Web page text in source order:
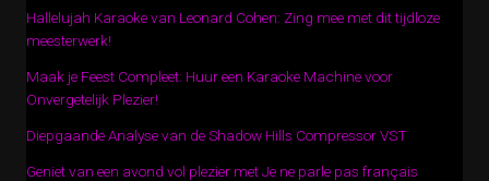
Hallelujah Karaoke van Leonard Cohen: Zing mee met dit tijdloze
meesterwerk!
Maak je Feest Compleet: Huur een Karaoke Machine voor
Onvergetelijk Plezier!
Diepgaande Analyse van de Shadow Hills Compressor VST
Geniet van een avond vol plezier met Je ne parle pas français